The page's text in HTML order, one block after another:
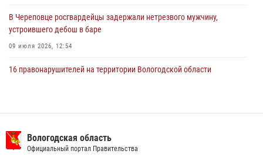
В Череповце росгвардейцы задержали нетрезвого мужчину,
устроившего дебош в баре
09 июля 2026, 12:54
16 правонарушителей на территории Вологодской области
В Великом Устюге росгвардейцы задержали мужчин, устроивших
стрельбу
Вологодская область
Официальный портал Правительства